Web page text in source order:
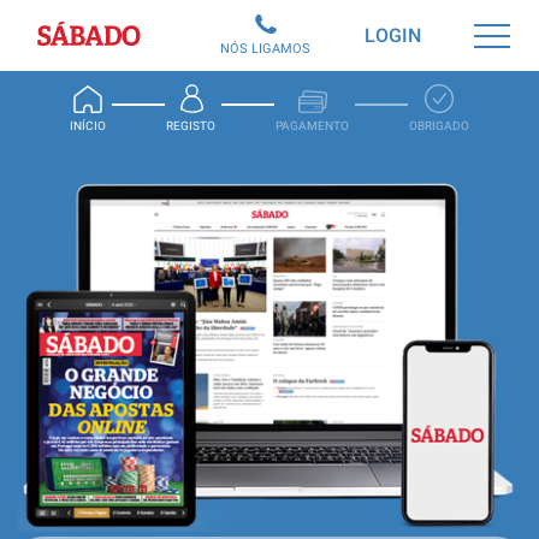
Sábado
INÍCIO REGISTO PAGAMENTO OBRIGADO
LOGIN
NÓS LIGAMOS